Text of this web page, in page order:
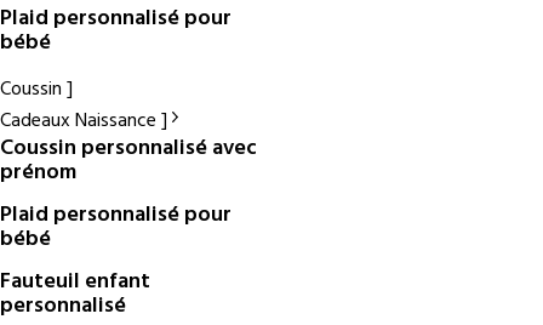
Plaid personnalisé pour
bébé
Coussin
Cadeaux Naissance
Coussin personnalisé avec
prénom
Plaid personnalisé pour
bébé
Fauteuil enfant
personnalisé